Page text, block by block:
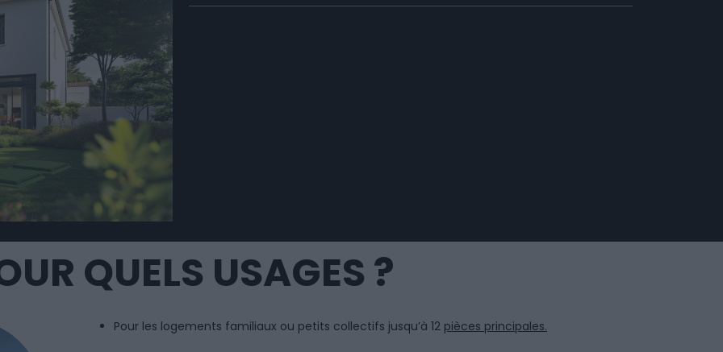
QUELS USAGES ?
Pour les logements familiaux ou petits collectifs jusqu’à 12 pièces principales.